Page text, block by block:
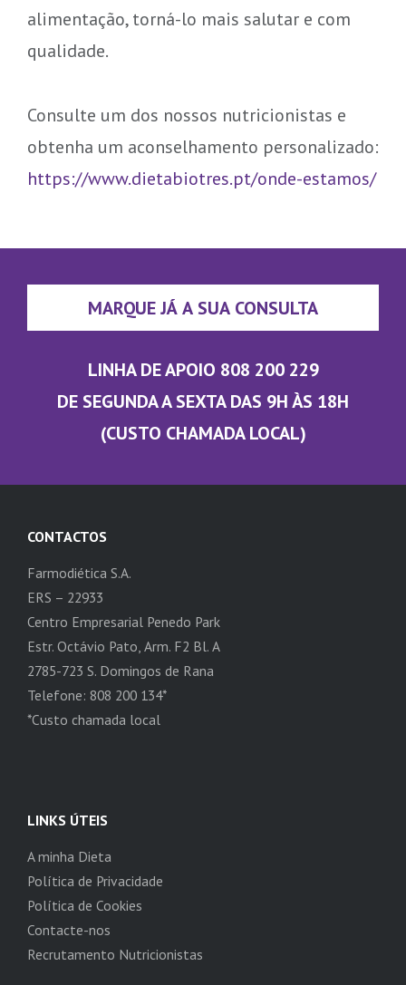
alimentação, torná-lo mais salutar e com
qualidade.
Consulte um dos nossos nutricionistas e
obtenha um aconselhamento personalizado:
https://www.dietabiotres.pt/onde-estamos/
MARQUE JÁ A SUA CONSULTA
LINHA DE APOIO 808 200 229
DE SEGUNDA A SEXTA DAS 9H ÀS 18H
(CUSTO CHAMADA LOCAL)
CONTACTOS
Farmodiética S.A.
ERS – 22933
Centro Empresarial Penedo Park
Estr. Octávio Pato, Arm. F2 Bl. A
2785-723 S. Domingos de Rana
Telefone: 808 200 134*
*Custo chamada local
LINKS ÚTEIS
A minha Dieta
Política de Privacidade
Política de Cookies
Contacte-nos
Recrutamento Nutricionistas